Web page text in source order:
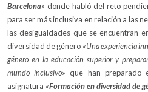
Barcelona» donde habló del reto
para ser más inclusiva en relación a las
las desigualdades que se encuentran
diversidad de género «Una experiencia
género en la educación superior y
mundo inclusivo» que han preparado
asignatura «Formación en diversidad de